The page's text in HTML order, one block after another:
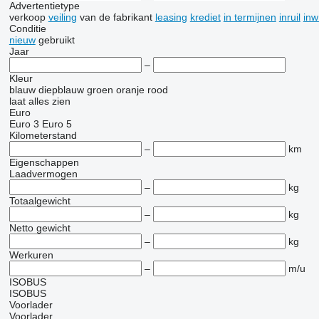
Advertentietype
verkoop veiling van de fabrikant leasing krediet in termijnen inruil
Conditie
nieuw gebruikt
Jaar
–
Kleur
blauw diepblauw groen oranje rood
laat alles zien
Euro
Euro 3 Euro 5
Kilometerstand
–
km
Eigenschappen
Laadvermogen
–
kg
Totaalgewicht
–
kg
Netto gewicht
–
kg
Werkuren
–
m/u
ISOBUS
ISOBUS
Voorlader
Voorlader